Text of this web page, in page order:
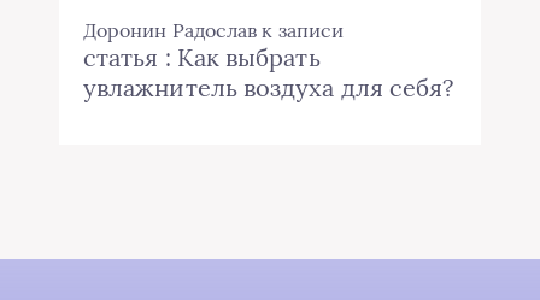
Доронин Радослав к записи
статья : Как выбрать
увлажнитель воздуха для себя?